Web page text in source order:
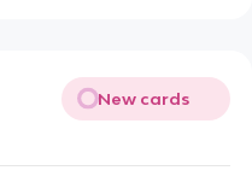
New cards